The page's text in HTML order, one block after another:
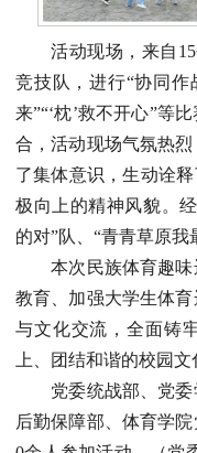
活动现场，来自
竞技队，进行“协同作
来”“‘枕’救不开心”等
合，活动现场气氛热
了集体意识，生动诠
极向上的精神风貌。
的对”队、“青青草原我
本次民族体育趣
教育、加强大学生体
与文化交流，全面铸
上、团结和谐的校园文
党委统战部、党委
后勤保障部、体育学